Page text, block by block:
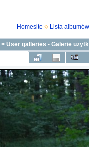
Homesite
Lista albumów
> User galleries - Galerie